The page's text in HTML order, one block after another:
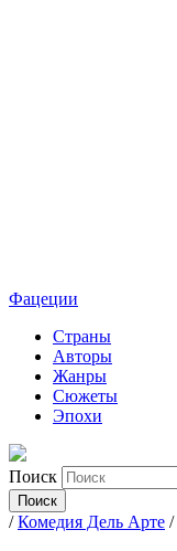
Фацеции
Страны
Авторы
Жанры
Сюжеты
Эпохи
Поиск
/ Комедия Дель Арте /